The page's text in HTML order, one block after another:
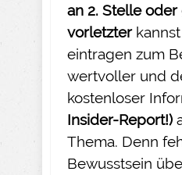
an 2. Stelle
vorletzter
eintragen zum
wertvoller und
kostenloser
Insider-Report!)
Thema. Denn
Bewusstsein